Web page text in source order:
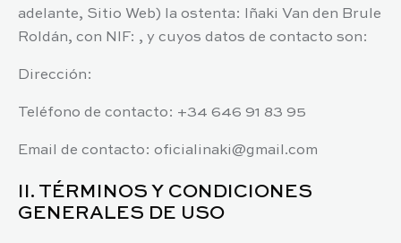
adelante, Sitio Web) la ostenta:
Iñaki Van den Brule
Roldán, con NIF: , y cuyos datos de contacto son:
Dirección:
Teléfono de contacto: +34 646 91 83 95
Email de contacto: oficialinaki@gmail.com
II. TÉRMINOS Y CONDICIONES
GENERALES DE USO